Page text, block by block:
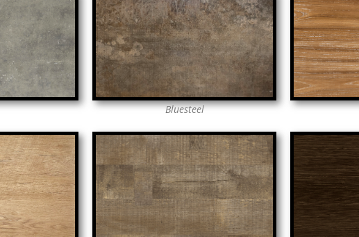
Bluesteel